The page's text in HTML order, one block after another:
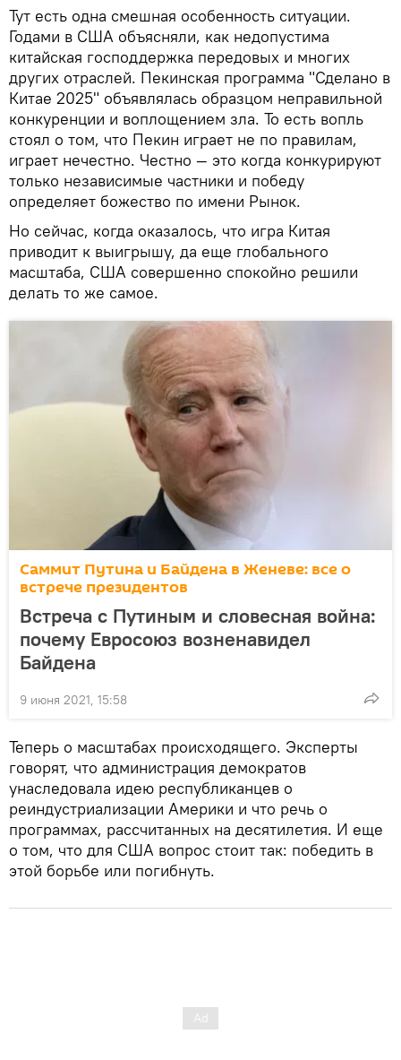
Тут есть одна смешная особенность ситуации.
Годами в США объясняли, как недопустима
китайская господдержка передовых и многих
других отраслей. Пекинская программа "Сделано в
Китае 2025" объявлялась образцом неправильной
конкуренции и воплощением зла. То есть вопль
стоял о том, что Пекин играет не по правилам,
играет нечестно. Честно — это когда конкурируют
только независимые частники и победу
определяет божество по имени Рынок.
Но сейчас, когда оказалось, что игра Китая
приводит к выигрышу, да еще глобального
масштаба, США совершенно спокойно решили
делать то же самое.
Саммит Путина и Байдена в Женеве: все о
встрече президентов
Встреча с Путиным и словесная война:
почему Евросоюз возненавидел
Байдена
9 июня 2021, 15:58
Теперь о масштабах происходящего. Эксперты
говорят, что администрация демократов
унаследовала идею республиканцев о
реиндустриализации Америки и что речь о
программах, рассчитанных на десятилетия. И еще
о том, что для США вопрос стоит так: победить в
этой борьбе или погибнуть.